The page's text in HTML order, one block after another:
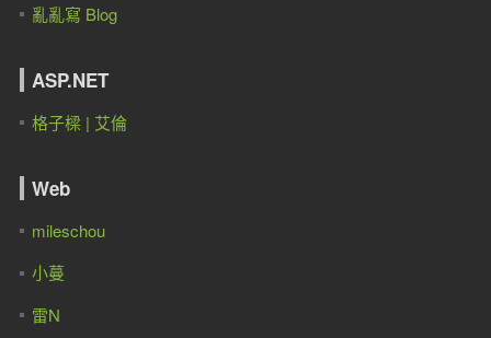
亂亂寫 Blog
ASP.NET
格子樑 | 艾倫
Web
mileschou
小蔓
雷N